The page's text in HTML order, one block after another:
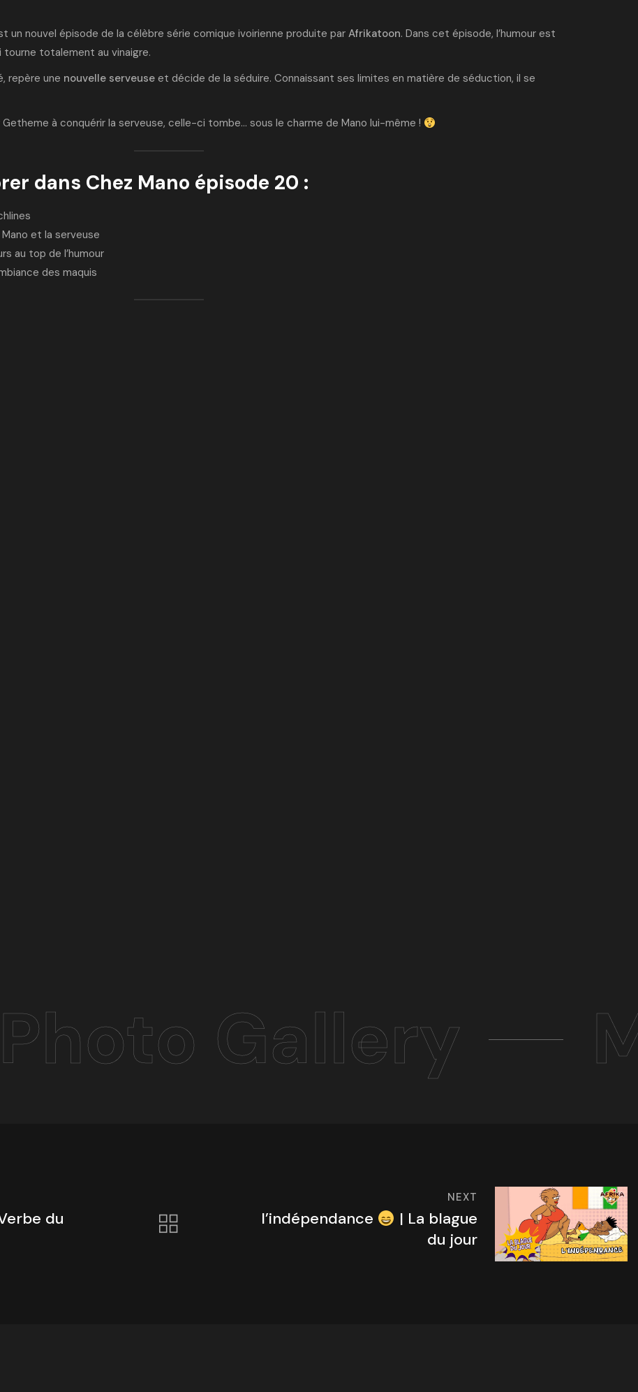
un nouvel épisode de la célèbre série comique ivoirienne produite par Afrikatoon. Dans cet épisode, l’humour est
totalement au vinaigre.
repère une nouvelle serveuse et décide de la séduire. Connaissant ses limites en matière de séduction, il se
à conquérir la serveuse, celle-ci tombe… sous le charme de Mano lui-même !
dans Chez Mano épisode 20 :
et la serveuse
au top de l’humour
des maquis
Gallery
du
NEXT
l’indépendance
| La blague
du jour